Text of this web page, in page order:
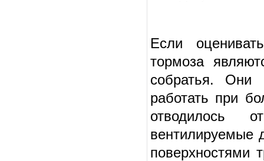
Если
тормоза
собратья. Они
работать при
отводилось
вентилируемые
поверхностями